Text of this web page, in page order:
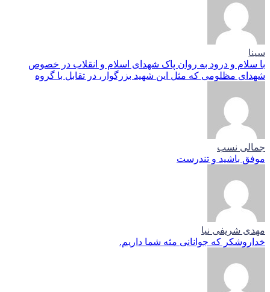
سینا
با سلام و درود به روان پاک شهدای اسلام و انقلاب در خصوص
شهدای مظلومی که مثل این شهید بزرگوار، در تقابل با گروه
جمالی نسب
موفق باشید و تندرست
مهدی شریفی نیا
خداروشکر که جوانانی مثه شما داریم.